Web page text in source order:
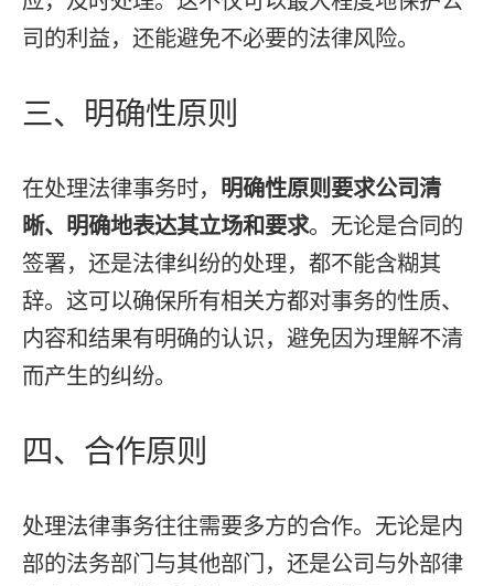
司的利益，还能避免不必要的法律风险。
三、明确性原则
在处理法律事务时， 明确性原则要求公司清
晰、明确地表达其立场和要求。无论是合同的
签署，还是法律纠纷的处理，都不能含糊其
辞。这可以确保所有相关方都对事务的性质、
内容和结果有明确的认识，避免因为理解不清
而产生的纠纷。
四、合作原则
处理法律事务往往需要多方的合作。无论是内
部的法务部门与其他部门，还是公司与外部律